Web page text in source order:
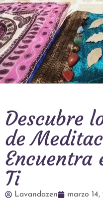
Descubre
de
Encuentra
Ti
Lavandazen marzo 14,